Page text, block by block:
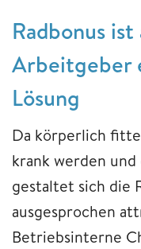
Radbonus
Arbeitgeber
Lösung
Da körperlich
krank werden
gestaltet sich die
ausgesprochen
Betriebsinterne